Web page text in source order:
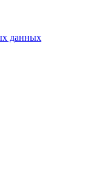
данных